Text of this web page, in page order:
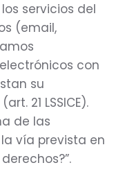
servicios del
(email,
con
su
21 LSSICE).
de las
vía prevista en